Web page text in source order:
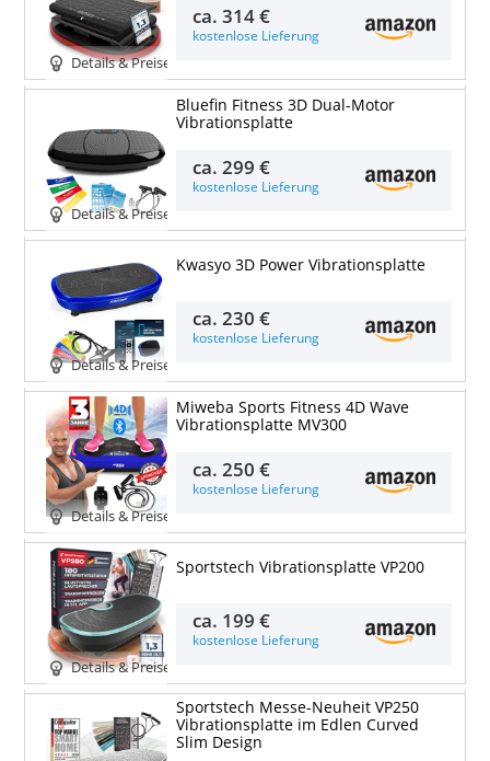
Details & Preise
ca.314 €
kostenlose Lieferung
Details & Preise
Bluefin Fitness 3D Dual-Motor
Vibrationsplatte
ca.299 €
kostenlose Lieferung
Details & Preise
Kwasyo 3D Power Vibrationsplatte
ca.230 €
kostenlose Lieferung
Details & Preise
Miweba Sports Fitness 4D Wave
Vibrationsplatte MV300
ca.250 €
kostenlose Lieferung
Details & Preise
Sportstech Vibrationsplatte VP200
ca. 199 €
kostenlose Lieferung
Sportstech Messe-Neuheit VP250
Vibrationsplatte im Edlen Curved
Slim Design